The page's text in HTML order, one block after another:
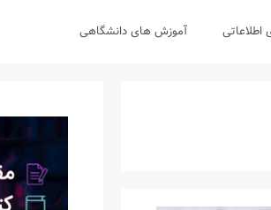
اطلاعاتی آموزش های دانشگاهی